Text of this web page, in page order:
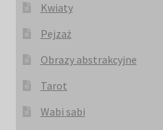
Kwiaty
Pejzaż
Obrazy abstrakcyjne
Tarot
Wabi sabi